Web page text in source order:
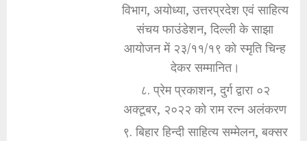
विभाग, अयोध्या, उत्तरप्रदेश एवं साहित्य
संचय फाउंडेशन, दिल्ली के साझा
आयोजन में २३/११/१९ को स्मृति चिन्ह
देकर सम्मानित।
८. प्रेम प्रकाशन, दुर्ग द्वारा ०२
अक्टूबर, २०२२ को राम रत्न अलंकरण
९. बिहार हिन्दी साहित्य सम्मेलन, बक्सर